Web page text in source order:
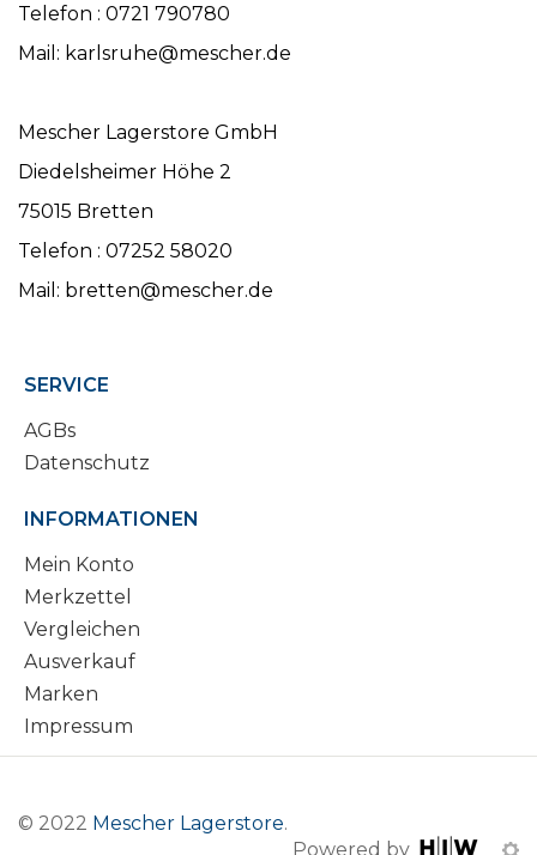
Telefon : 0721 790780
Mail: karlsruhe@mescher.de
Mescher Lagerstore GmbH
Diedelsheimer Höhe 2
75015 Bretten
Telefon : 07252 58020
Mail: bretten@mescher.de
SERVICE
AGBs
Datenschutz
INFORMATIONEN
Mein Konto
Merkzettel
Vergleichen
Ausverkauf
Marken
Impressum
© 2022 Mescher Lagerstore.
Powered by